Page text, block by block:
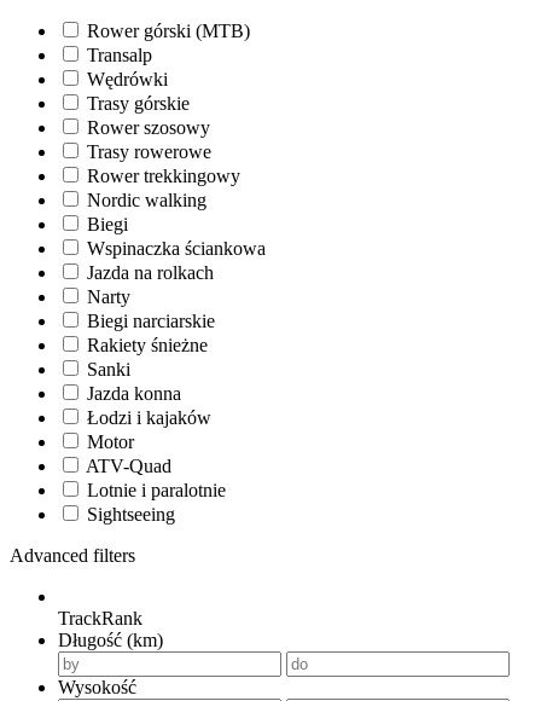
Rower górski (MTB)
Transalp
Wędrówki
Trasy górskie
Rower szosowy
Trasy rowerowe
Rower trekkingowy
Nordic walking
Biegi
Wspinaczka ściankowa
Jazda na rolkach
Narty
Biegi narciarskie
Rakiety śnieżne
Sanki
Jazda konna
Łodzi i kajaków
Motor
ATV-Quad
Lotnie i paralotnie
Sightseeing
Advanced filters
TrackRank
Długość (km)
Wysokość